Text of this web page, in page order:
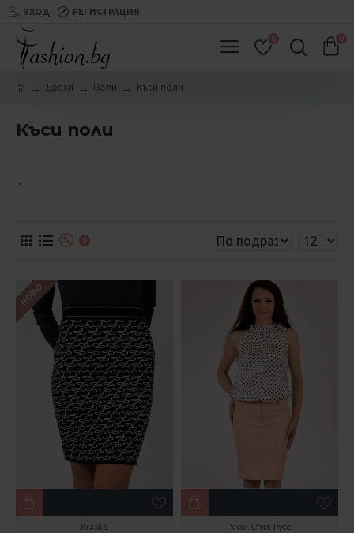
ВХОД РЕГИСТРАЦИЯ
0 0
Дрехи Поли Къси поли
Къси поли
..
0
НОВО
Kraska Рени Стил Русе